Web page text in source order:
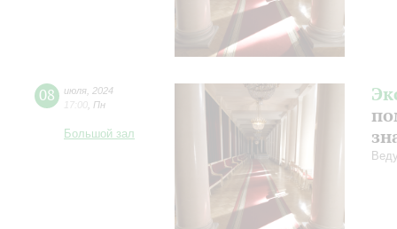
08 июля 2024
17:00 Пн
Большой зал